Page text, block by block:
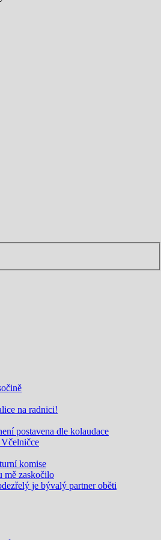
na radnici!
postavena dle kolaudace
komise
zaskočilo
je bývalý partner oběti